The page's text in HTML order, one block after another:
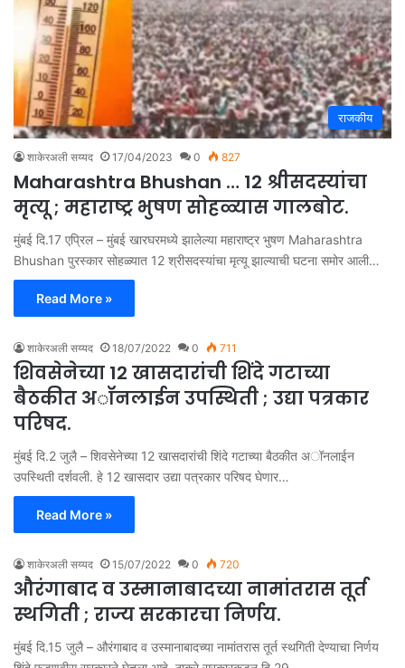
राजकीय
शाकेरअली सय्यद 17/04/2023 0 827
Maharashtra Bhushan … 12 श्रीसदस्यांचा
मृत्यू ; महाराष्ट्र भुषण सोहळ्यास गालबोट.
मुंबई दि.17 एप्रिल – मुंबई खारघरमध्ये झालेल्या महाराष्ट्र भुषण Maharashtra
Bhushan पुरस्कार सोहळ्यात 12 श्रीसदस्यांचा मृत्यू झाल्याची घटना समोर आली…
Read More »
शाकेरअली सय्यद 18/07/2022 0 711
शिवसेनेच्या 12 खासदारांची शिंदे गटाच्या
बैठकीत अॉनलाईन उपस्थिती ; उद्या पत्रकार
परिषद.
मुंबई दि.2 जुलै – शिवसेनेच्या 12 खासदारांची शिंदे गटाच्या बैठकीत अॉनलाईन
उपस्थिती दर्शवली. हे 12 खासदार उद्या पत्रकार परिषद घेणार…
Read More »
शाकेरअली सय्यद 15/07/2022 0 720
औरंगाबाद व उस्मानाबादच्या नामांतरास तूर्त
स्थगिती ; राज्य सरकारचा निर्णय.
मुंबई दि.15 जुलै – औरंगाबाद व उस्मानाबादच्या नामांतरास तूर्त स्थगिती देण्याचा निर्णय